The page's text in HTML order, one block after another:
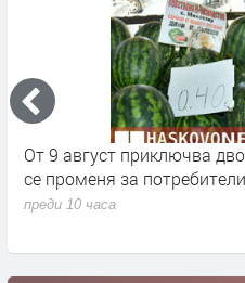
Млад пилот напуска ВВС
към Румен Радев и
преди 10 часа